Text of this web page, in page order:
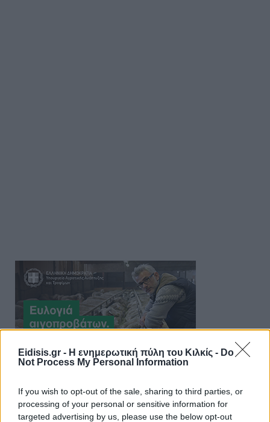
Eidisis.gr - Η ενημερωτική πύλη του Κιλκίς - Do
Not Process My Personal Information
If you wish to opt-out of the sale, sharing to third parties, or
processing of your personal or sensitive information for
targeted advertising by us, please use the below opt-out